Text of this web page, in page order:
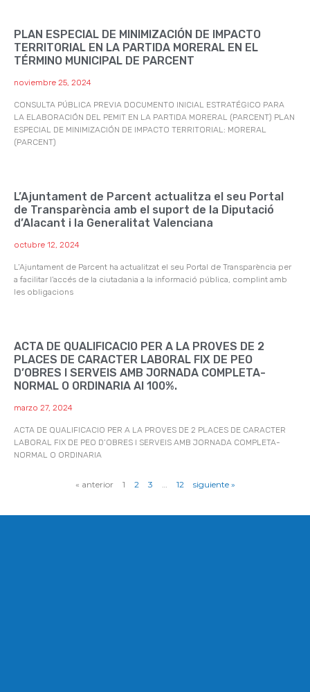
PLAN ESPECIAL DE MINIMIZACIÓN DE IMPACTO
TERRITORIAL EN LA PARTIDA MORERAL EN EL
TÉRMINO MUNICIPAL DE PARCENT
noviembre 25, 2024
CONSULTA PÚBLICA PREVIA DOCUMENTO INICIAL ESTRATÉGICO PARA
LA ELABORACIÓN DEL PEMIT EN LA PARTIDA MORERAL (PARCENT) PLAN
ESPECIAL DE MINIMIZACIÓN DE IMPACTO TERRITORIAL: MORERAL
(PARCENT)
L’Ajuntament de Parcent actualitza el seu Portal
de Transparència amb el suport de la Diputació
d’Alacant i la Generalitat Valenciana
octubre 12, 2024
L’Ajuntament de Parcent ha actualitzat el seu Portal de Transparència per
a facilitar l’accés de la ciutadania a la informació pública, complint amb
les obligacions
ACTA DE QUALIFICACIO PER A LA PROVES DE 2
PLACES DE CARACTER LABORAL FIX DE PEO
D’OBRES I SERVEIS AMB JORNADA COMPLETA-
NORMAL O ORDINARIA Al 100%.
marzo 27, 2024
ACTA DE QUALIFICACIO PER A LA PROVES DE 2 PLACES DE CARACTER
LABORAL FIX DE PEO D’OBRES I SERVEIS AMB JORNADA COMPLETA-
NORMAL O ORDINARIA
« anterior 1 2 3 12 siguiente »